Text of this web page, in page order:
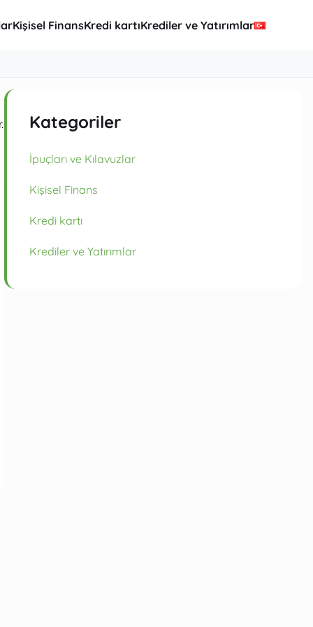
Kişisel FinansKredi kartıKrediler ve Yatırımlar
Kategoriler
İpuçları ve Kılavuzlar
Kişisel Finans
Kredi kartı
Krediler ve Yatırımlar